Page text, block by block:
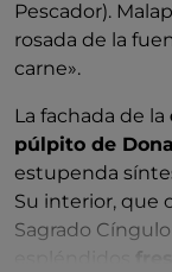
Pescador).
rosada de la
carne».
La fachada de la
púlpito de
estupenda
Su interior, que
Sagrado